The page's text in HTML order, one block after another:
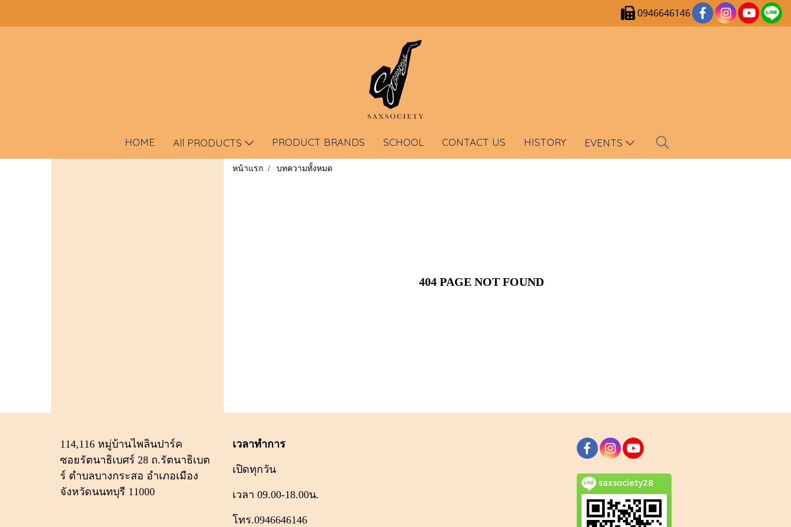
0946646146
HOME All PRODUCTS PRODUCT BRANDS SCHOOL CONTACT US HISTORY EVENTS
หน้าแรก บทความทั้งหมด
404 PAGE NOT FOUND
114,116 หมู่บ้านไพลินปาร์ค
ซอยรัตนาธิเบศร์ 28 ถ.รัตนาธิเบต
ร์ ตำบลบางกระสอ อำเภอเมือง
จังหวัดนนทบุรี 11000
เวลาทำการ
เปิดทุกวัน
เวลา 09.00-18.00น.
โทร.0946646146
saxsociety28